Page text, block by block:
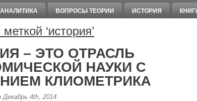
АНАЛИТИКА ВОПРОСЫ ТЕОРИИ ИСТОРИЯ
‘история’
– ЭТО ОТРАСЛЬ
НАУКИ С
КЛИОМЕТРИКА
Декабрь 4th, 2014